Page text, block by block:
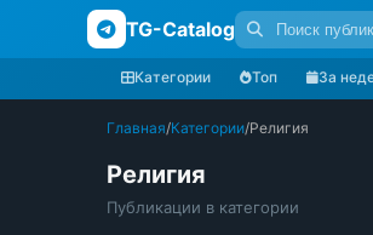
TG-Catalog
Категории Топ За
Главная/Категории/Религия
Религия
Публикации в категории